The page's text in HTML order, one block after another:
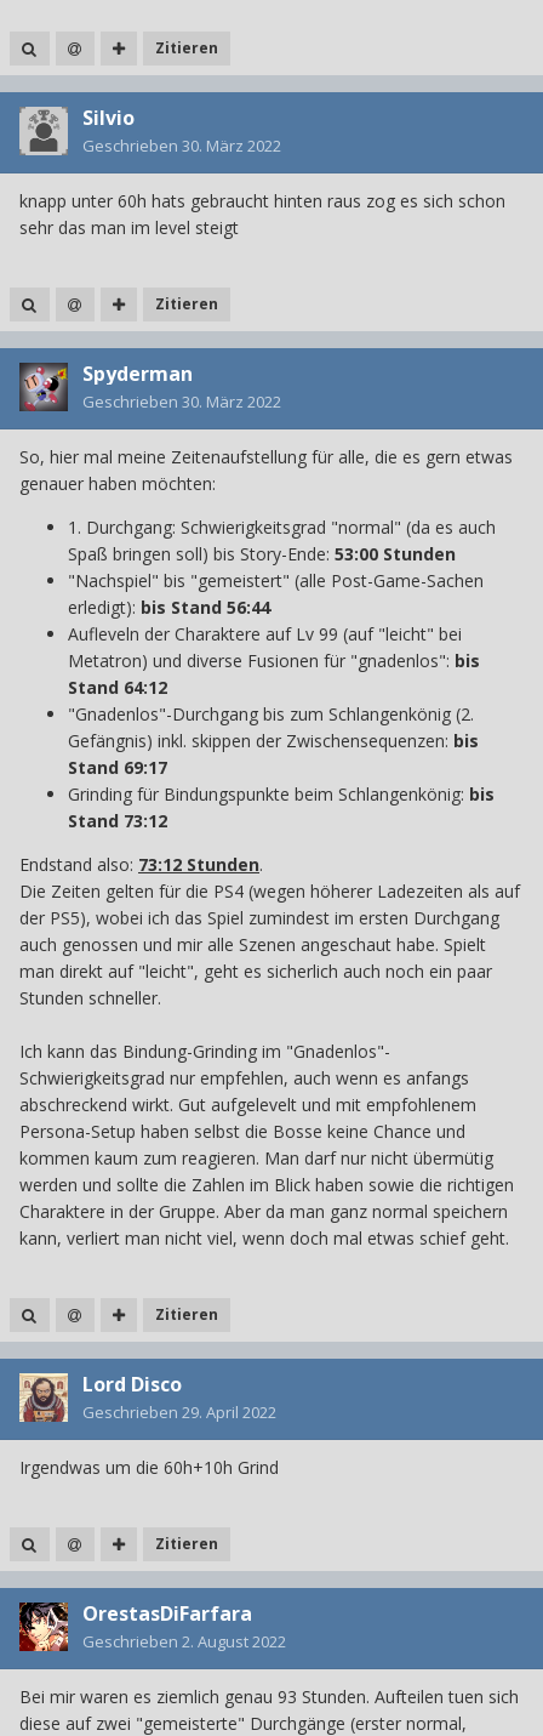
Zitieren
Silvio
Geschrieben 30. März 2022
knapp unter 60h hats gebraucht hinten raus zog es sich schon
sehr das man im level steigt
Zitieren
Spyderman
Geschrieben 30. März 2022
So, hier mal meine Zeitenaufstellung für alle, die es gern etwas
genauer haben möchten:
1. Durchgang: Schwierigkeitsgrad "normal" (da es auch
Spaß bringen soll) bis Story-Ende: 53:00 Stunden
"Nachspiel" bis "gemeistert" (alle Post-Game-Sachen
erledigt): bis Stand 56:44
Aufleveln der Charaktere auf Lv 99 (auf "leicht" bei
Metatron) und diverse Fusionen für "gnadenlos": bis
Stand 64:12
"Gnadenlos"-Durchgang bis zum Schlangenkönig (2.
Gefängnis) inkl. skippen der Zwischensequenzen: bis
Stand 69:17
Grinding für Bindungspunkte beim Schlangenkönig: bis
Stand 73:12
Endstand also: 73:12 Stunden.
Die Zeiten gelten für die PS4 (wegen höherer Ladezeiten als auf
der PS5), wobei ich das Spiel zumindest im ersten Durchgang
auch genossen und mir alle Szenen angeschaut habe. Spielt
man direkt auf "leicht", geht es sicherlich auch noch ein paar
Stunden schneller.
Ich kann das Bindung-Grinding im "Gnadenlos"-
Schwierigkeitsgrad nur empfehlen, auch wenn es anfangs
abschreckend wirkt. Gut aufgelevelt und mit empfohlenem
Persona-Setup haben selbst die Bosse keine Chance und
kommen kaum zum reagieren. Man darf nur nicht übermütig
werden und sollte die Zahlen im Blick haben sowie die richtigen
Charaktere in der Gruppe. Aber da man ganz normal speichern
kann, verliert man nicht viel, wenn doch mal etwas schief geht.
Zitieren
Lord Disco
Geschrieben 29. April 2022
Irgendwas um die 60h+10h Grind
Zitieren
OrestasDiFarfara
Geschrieben 2. August 2022
Bei mir waren es ziemlich genau 93 Stunden. Aufteilen tuen sich
diese auf zwei "gemeisterte" Durchgänge (erster normal,